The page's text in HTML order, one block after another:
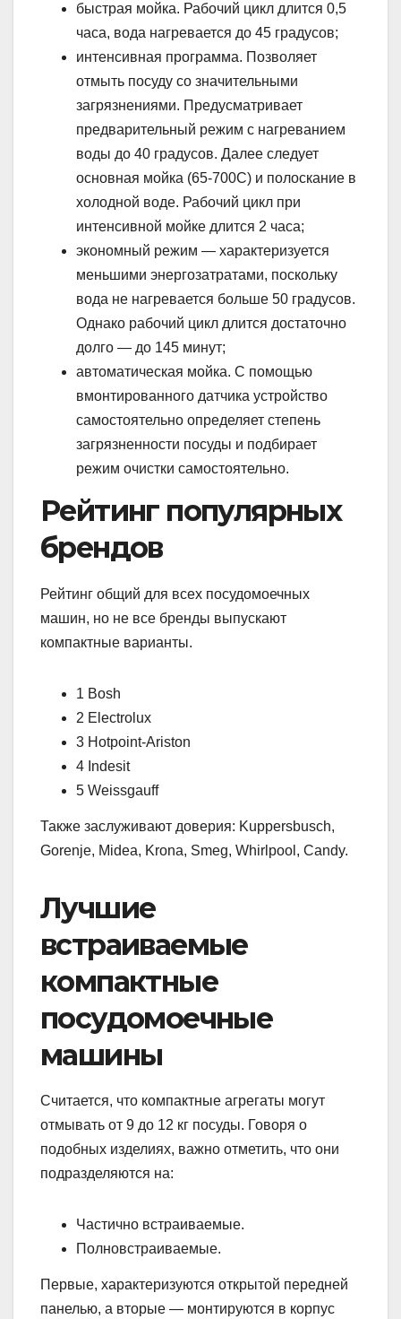
быстрая мойка. Рабочий цикл длится 0,5
часа, вода нагревается до 45 градусов;
интенсивная программа. Позволяет
отмыть посуду со значительными
загрязнениями. Предусматривает
предварительный режим с нагреванием
воды до 40 градусов. Далее следует
основная мойка (65-700С) и полоскание в
холодной воде. Рабочий цикл при
интенсивной мойке длится 2 часа;
экономный режим — характеризуется
меньшими энергозатратами, поскольку
вода не нагревается больше 50 градусов.
Однако рабочий цикл длится достаточно
долго — до 145 минут;
автоматическая мойка. С помощью
вмонтированного датчика устройство
самостоятельно определяет степень
загрязненности посуды и подбирает
режим очистки самостоятельно.
Рейтинг популярных
брендов
Рейтинг общий для всех посудомоечных
машин, но не все бренды выпускают
компактные варианты.
1 Bosh
2 Electrolux
3 Hotpoint-Ariston
4 Indesit
5 Weissgauff
Также заслуживают доверия: Kuppersbusch,
Gorenje, Midea, Krona, Smeg, Whirlpool, Candy.
Лучшие
встраиваемые
компактные
посудомоечные
машины
Считается, что компактные агрегаты могут
отмывать от 9 до 12 кг посуды. Говоря о
подобных изделиях, важно отметить, что они
подразделяются на:
Частично встраиваемые.
Полновстраиваемые.
Первые, характеризуются открытой передней
панелью, а вторые — монтируются в корпус